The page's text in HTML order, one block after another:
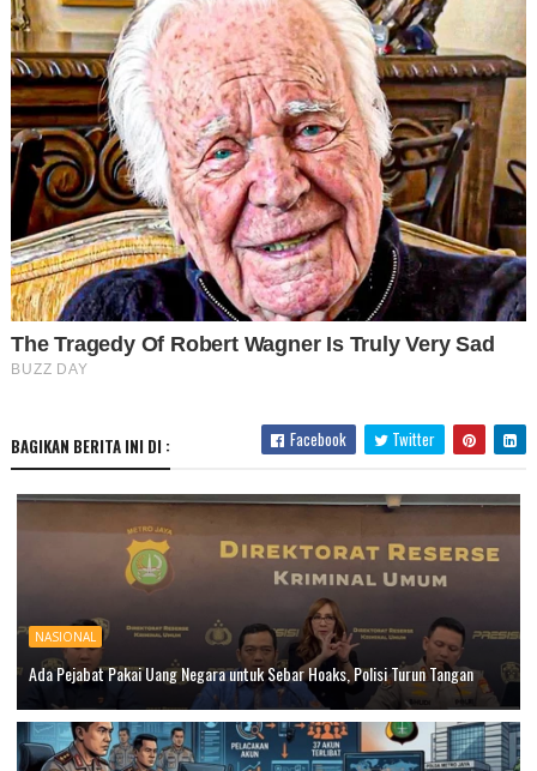
BAGIKAN BERITA INI DI : Facebook Twitter
NASIONAL
Ada Pejabat Pakai Uang Negara untuk Sebar Hoaks, Polisi Turun Tangan